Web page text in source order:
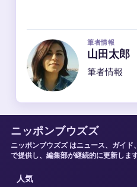
筆者情報
山田太郎
筆者情報
ニッポンブウズズ
ニッポンブウズズ はニュース、ガイ
で提供し、編集部が継続的に更新します
人気